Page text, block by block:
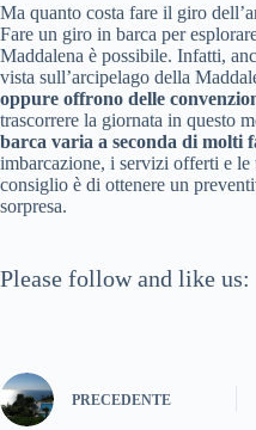
Ma quanto costa fare il giro
Fare un giro in barca per
Maddalena è possibile. Infatti,
vista sull’arcipelago della
oppure offrono delle
trascorrere la giornata in questo
barca varia a seconda di molti
imbarcazione, i servizi offerti e
consiglio è di ottenere un
sorpresa.
Please follow and like us:
PRECEDENTE